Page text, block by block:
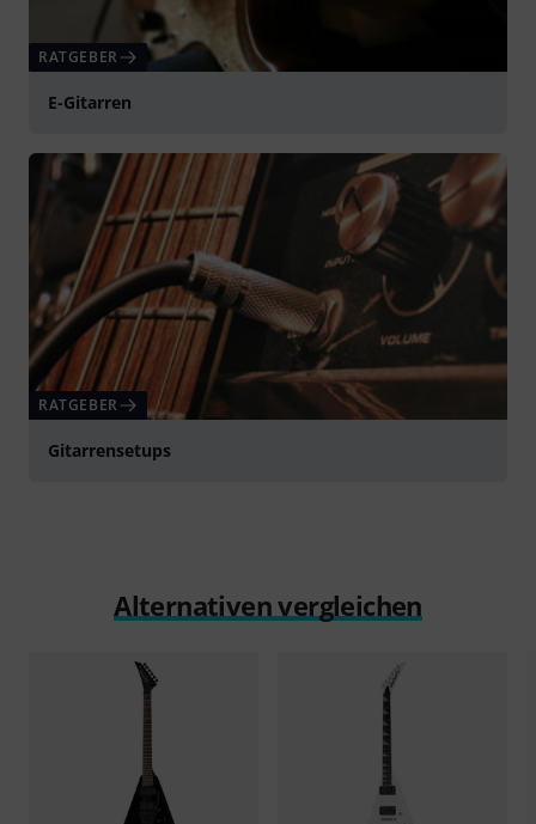
RATGEBER
E-Gitarren
RATGEBER
Gitarrensetups
Alternativen vergleichen